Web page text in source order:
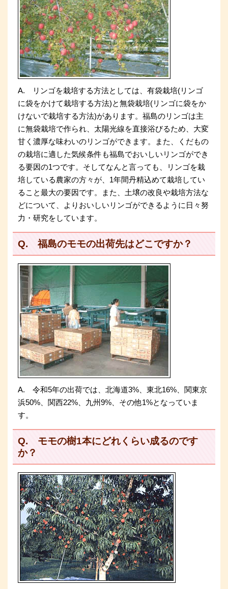
A. リンゴを栽培する方法としては、有袋栽培(リンゴ
に袋をかけて栽培する方法)と無袋栽培(リンゴに袋をか
けないで栽培する方法)があります。福島のリンゴは主
に無袋栽培で作られ、太陽光線を直接浴びるため、大変
甘く濃厚な味わいのリンゴができます。また、くだもの
の栽培に適した気候条件も福島でおいしいリンゴができ
る要因の1つです。そしてなんと言っても、リンゴを栽
培している農家の方々が、1年間丹精込めて栽培してい
ること最大の要因です。また、土壌の改良や栽培方法な
どについて、よりおいしいリンゴができるように日々努
力・研究をしています。
Q. 福島のモモの出荷先はどこですか？
A. 令和5年の出荷では、北海道3%、東北16%、関東京
浜50%、関西22%、九州9%、その他1%となっていま
す。
Q. モモの樹1本にどれくらい成るのです
か？